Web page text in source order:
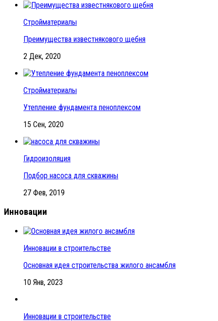
Стройматериалы
Преимущества известнякового щебня
2 Дек, 2020
Стройматериалы
Утепление фундамента пеноплексом
15 Сен, 2020
Гидроизоляция
Подбор насоса для скважины
27 Фев, 2019
Инновации
Инновации в строительстве
Основная идея строительства жилого ансамбля
10 Янв, 2023
Инновации в строительстве